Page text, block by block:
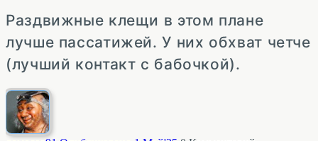
Раздвижные клещи в этом плане
лучше пассатижей. У них обхват четче
(лучший контакт с бабочкой).